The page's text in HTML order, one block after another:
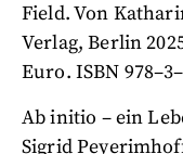
Field. Von
Verlag, Berlin
Euro. ISBN
Ab initio – ein
Sigrid